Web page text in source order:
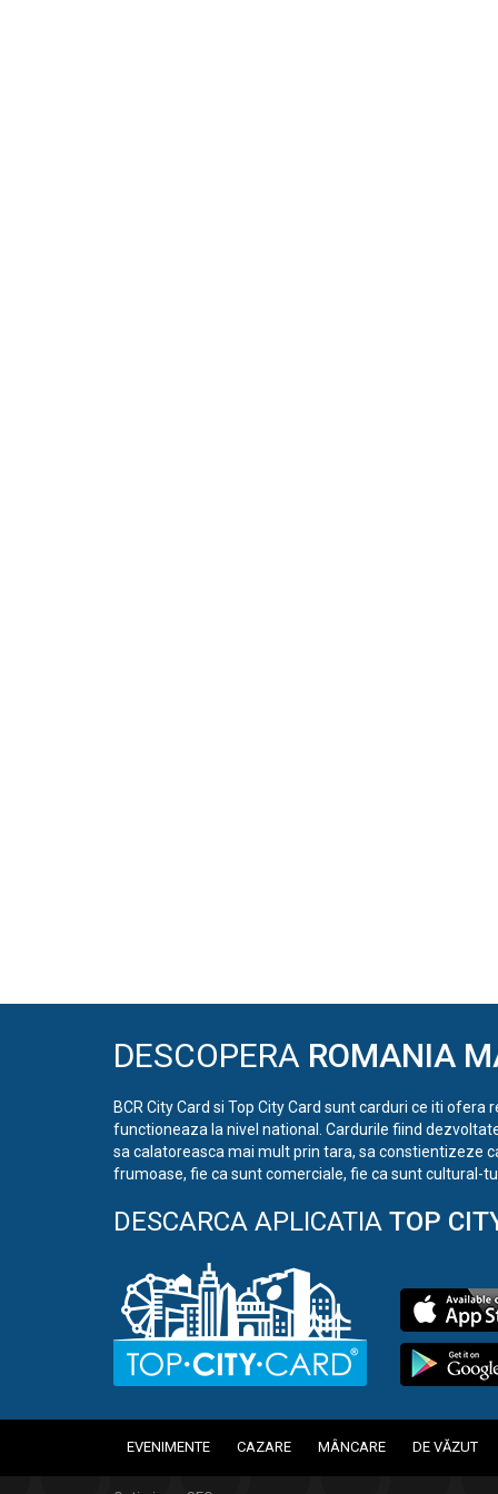
DESCOPERA ROMANIA
BCR City Card si Top City Card sunt carduri ce iti
functioneaza la nivel national. Cardurile fiind
sa calatoreasca mai mult prin tara, sa constientizeze
frumoase, fie ca sunt comerciale, fie ca sunt cultural-
DESCARCA APLICATIA TOP
EVENIMENTE CAZARE MÂNCARE DE VĂZUT